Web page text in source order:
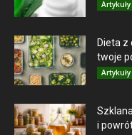
Artykuły
Dieta z
twoje
Artykuły
i